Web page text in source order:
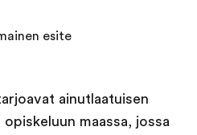
ainutlaatuisen
maassa, jossa
esite